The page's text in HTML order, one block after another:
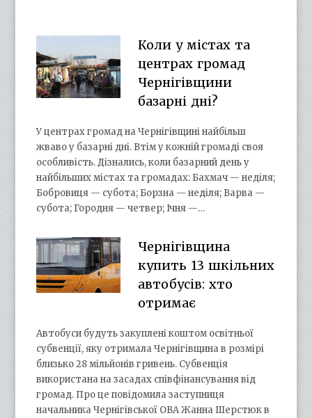
Коли у містах та
центрах громад
Чернігівщини
базарні дні?
У центрах громад на Чернігівщині найбільш
жваво у базарні дні. Втім у кожній громаді своя
особливість. Дізнались, коли базарний день у
найбільших містах та громадах: Бахмач — неділя;
Бобровиця — субота; Борзна — неділя; Варва —
субота; Городня — четвер; Ічня —…
Чернігівщина
купить 13 шкільних
автобусів: хто
отримає
Автобуси будуть закуплені коштом освітньої
субвенції, яку отримала Чернігівщина в розмірі
близько 28 мільйонів гривень. Субвенція
використана на засадах співфінансування від
громад. Про це повідомила заступниця
начальника Чернігівської ОВА Жанна Шерстюк в